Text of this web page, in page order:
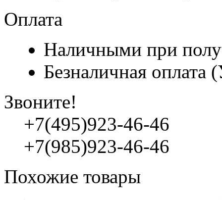
Оплата
Наличными при
Безналичная
Звоните!
+7(495)923-46-46
+7(985)923-46-46
Похожие товары